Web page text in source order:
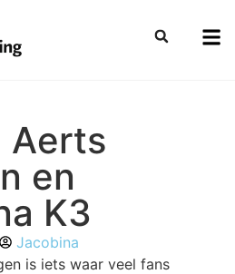
Aerts
en
K3
Jacobina
is iets waar veel fans